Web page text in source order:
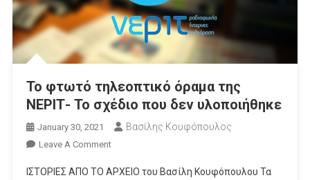
Το φτωτό τηλεοπτικό όραμα της
ΝΕΡΙΤ- Το σχέδιο που δεν υλοποιήθηκε
January 30, 2021 Βασίλης Κουφόπουλος
Leave A CommentOn
Φτωτό
ΙΣΤΟΡΙΕΣ ΑΠΟ ΤΟ ΑΡΧΕΙΟ του Βασίλη Κουφόπουλου Τα